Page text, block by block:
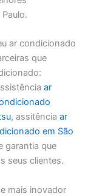
ar condicionado
que
ar
, assitência ar
em São
garantia que
seus clientes.
mais inovador